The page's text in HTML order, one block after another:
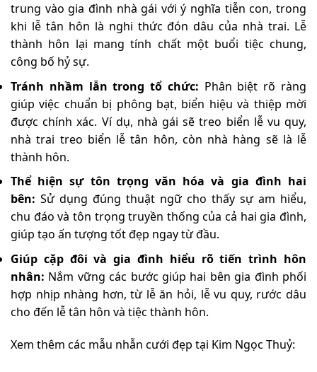
trung vào gia đình nhà gái với ý nghĩa tiễn con, trong
khi lễ tân hôn là nghi thức đón dâu của nhà trai. Lễ
thành hôn lại mang tính chất một buổi tiệc chung,
công bố hỷ sự.
Tránh nhầm lẫn trong tổ chức: Phân biệt rõ ràng
giúp việc chuẩn bị phông bạt, biển hiệu và thiệp mời
được chính xác. Ví dụ, nhà gái sẽ treo biển lễ vu quy,
nhà trai treo biển lễ tân hôn, còn nhà hàng sẽ là lễ
thành hôn.
Thể hiện sự tôn trọng văn hóa và gia đình hai
bên: Sử dụng đúng thuật ngữ cho thấy sự am hiểu,
chu đáo và tôn trọng truyền thống của cả hai gia đình,
giúp tạo ấn tượng tốt đẹp ngay từ đầu.
Giúp cặp đôi và gia đình hiểu rõ tiến trình hôn
nhân: Nắm vững các bước giúp hai bên gia đình phối
hợp nhịp nhàng hơn, từ lễ ăn hỏi, lễ vu quy, rước dâu
cho đến lễ tân hôn và tiệc thành hôn.
Xem thêm các mẫu nhẫn cưới đẹp tại Kim Ngọc Thuỷ: